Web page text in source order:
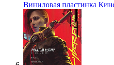
Виниловая пластинка